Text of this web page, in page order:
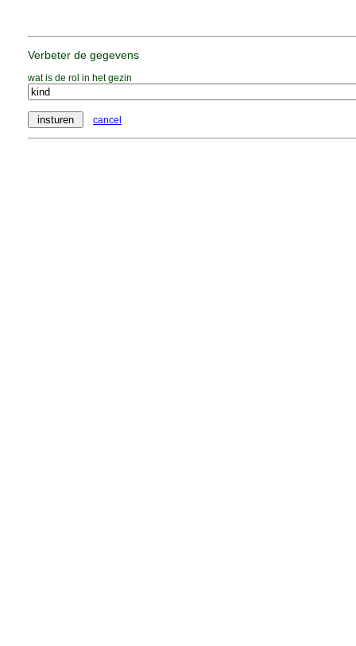
Verbeter de gegevens
wat is de rol in het gezin
cancel